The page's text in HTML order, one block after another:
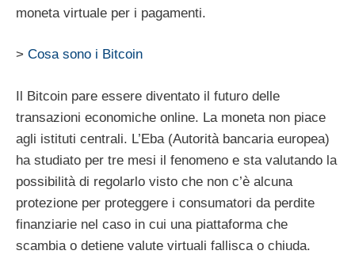
moneta virtuale per i pagamenti.
> Cosa sono i Bitcoin
Il Bitcoin pare essere diventato il futuro delle
transazioni economiche online. La moneta non piace
agli istituti centrali. L’Eba (Autorità bancaria europea)
ha studiato per tre mesi il fenomeno e sta valutando la
possibilità di regolarlo visto che non c’è alcuna
protezione per proteggere i consumatori da perdite
finanziarie nel caso in cui una piattaforma che
scambia o detiene valute virtuali fallisca o chiuda.